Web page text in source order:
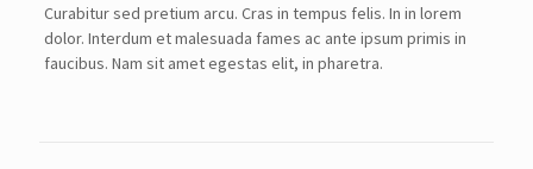
Curabitur sed pretium arcu. Cras in tempus felis. In in lorem
dolor. Interdum et malesuada fames ac ante ipsum primis in
faucibus. Nam sit amet egestas elit, in pharetra.